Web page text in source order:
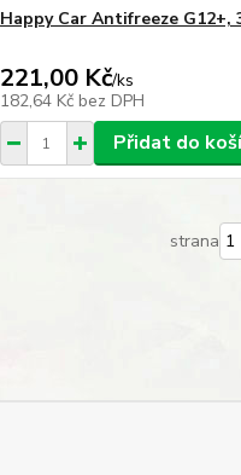
Happy Car Antifreeze G12+,
221,00 Kč/ks
182,64 Kč bez DPH
Přidat do
strana